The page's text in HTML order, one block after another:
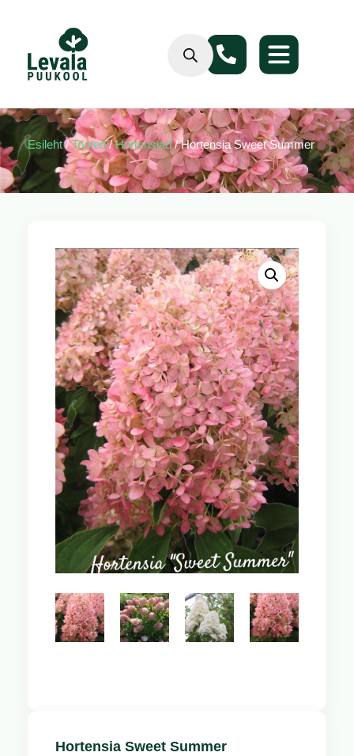
Esileht/Tooted/Hortensiad/ Hortensia Sweet Summer
Hortensia Sweet Summer